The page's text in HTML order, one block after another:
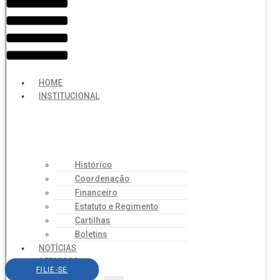
HOME
INSTITUCIONAL
Histórico
Coordenação
Financeiro
Estatuto e Regimento
Cartilhas
Boletins
NOTÍCIAS
SERVIÇOS
AGENDA
FILIE-SE